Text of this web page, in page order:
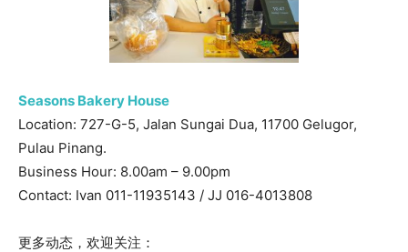
Seasons Bakery House
Location: 727-G-5, Jalan Sungai Dua, 11700 Gelugor,
Pulau Pinang.
Business Hour: 8.00am – 9.00pm
Contact: Ivan 011-11935143 / JJ 016-4013808
更多动态，欢迎关注：